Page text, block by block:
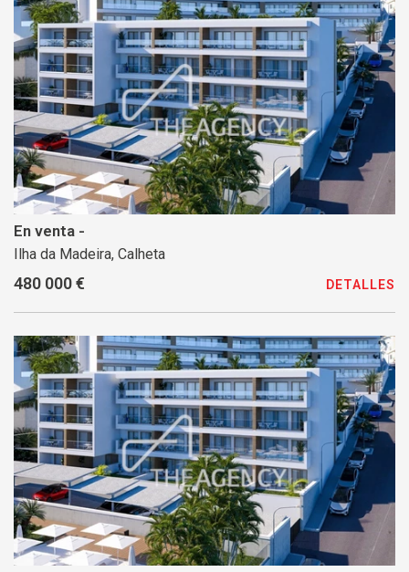
En venta -
Ilha da Madeira, Calheta
480 000 € DETALLES